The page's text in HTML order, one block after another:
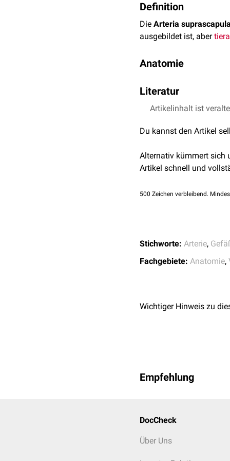
Definition
Die Arteria
ausgebildet ist, aber
Anatomie
Tierart
Fleischfresser
kleine Wiederkäuer
Schwein
Verlauf
Aufgrund ihres
suprascapularis,
Versorgung
Scapulaauf und
Die Arteria
In weiterer Folge
gerichteter Ast lateral
Letztendlich
Literatur
Nickel, Richard,
Artikelinhalt ist
Du kannst den Artikel
Alternativ kümmert sich
Artikel schnell und
500 Zeichen verbleibend.
Stichworte: Arterie,
Fachgebiete: Anatomie,
Wichtiger Hinweis zu
Empfehlung
DocCheck
Über Uns